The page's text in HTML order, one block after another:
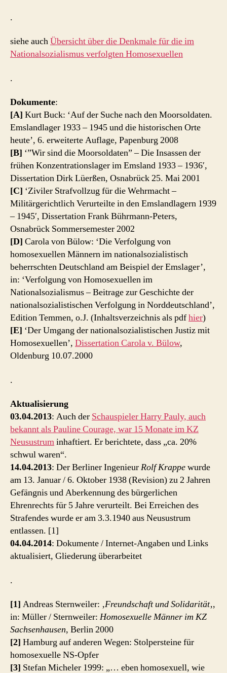
.
siehe auchÜbersicht über die Denkmale für die im
Nationalsozialismus verfolgten Homosexuellen
.
Dokumente:
[A] Kurt Buck: ‘Auf der Suche nach den Moorsoldaten.
Emslandlager 1933 – 1945 und die historischen Orte
heute’, 6. erweiterte Auflage, Papenburg 2008
[B] ‘”Wir sind die Moorsoldaten” – Die Insassen der
frühen Konzentrationslager im Emsland 1933 – 1936′,
Dissertation Dirk Lüerßen, Osnabrück 25. Mai 2001
[C] ‘Ziviler Strafvollzug für die Wehrmacht –
Militärgerichtlich Verurteilte in den Emslandlagern 1939
– 1945′, Dissertation Frank Bührmann-Peters,
Osnabrück Sommersemester 2002
[D] Carola von Bülow: ‘Die Verfolgung von
homosexuellen Männern im nationalsozialistisch
beherrschten Deutschland am Beispiel der Emslager’,
in: ‘Verfolgung von Homosexuellen im
Nationalsozialismus – Beitrage zur Geschichte der
nationalsozialistischen Verfolgung in Norddeutschland’,
Edition Temmen, o.J. (Inhaltsverzeichnis als pdfhier)
[E] ‘Der Umgang der nationalsozialistischen Justiz mit
Homosexuellen’, Dissertation Carola v. Bülow,
Oldenburg 10.07.2000
.
Aktualisierung
03.04.2013: Auch der Schauspieler Harry Pauly, auch
bekannt als Pauline Courage, war 15 Monate im KZ
Neusustruminhaftiert. Er berichtete, dass „ca. 20%
schwul waren“.
14.04.2013: Der Berliner IngenieurRolf Krappewurde
am 13. Januar / 6. Oktober 1938 (Revision) zu 2 Jahren
Gefängnis und Aberkennung des bürgerlichen
Ehrenrechts für 5 Jahre verurteilt. Bei Erreichen des
Strafendes wurde er am 3.3.1940 aus Neusustrum
entlassen. [1]
04.04.2014: Dokumente / Internet-Angaben und Links
aktualisiert, Gliederung überarbeitet
.
[1] Andreas Sternweiler: ‚Freundschaft und Solidarität‚,
in: Müller / Sternweiler: Homosexuelle Männer im KZ
Sachsenhausen, Berlin 2000
[2] Hamburg auf anderen Wegen: Stolpersteine für
homosexuelle NS-Opfer
[3] Stefan Micheler 1999: „… eben homosexuell, wie